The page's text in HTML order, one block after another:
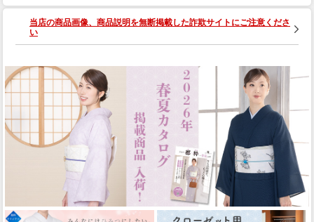
当店の商品画像、商品説明を無断掲載した詐欺サイトにご注意くださ
い